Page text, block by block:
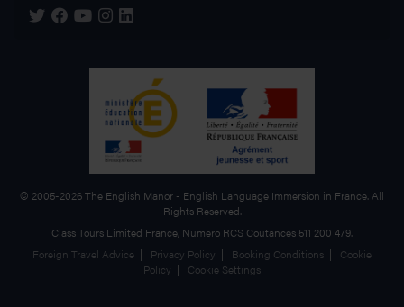
The English Manor on Twitter
The English Manor on Facebook
The English Manor on YouTube
The English Manor on Instagram
The English Manor on Linkedin
© 2005-2026The English Manor - English Language Immersion in France. All
Rights Reserved.
Class Tours Limited France, Numero RCS Coutances 511 200 479.
Foreign Travel Advice | Privacy Policy | Booking Conditions |
Cookie
Policy | Cookie Settings